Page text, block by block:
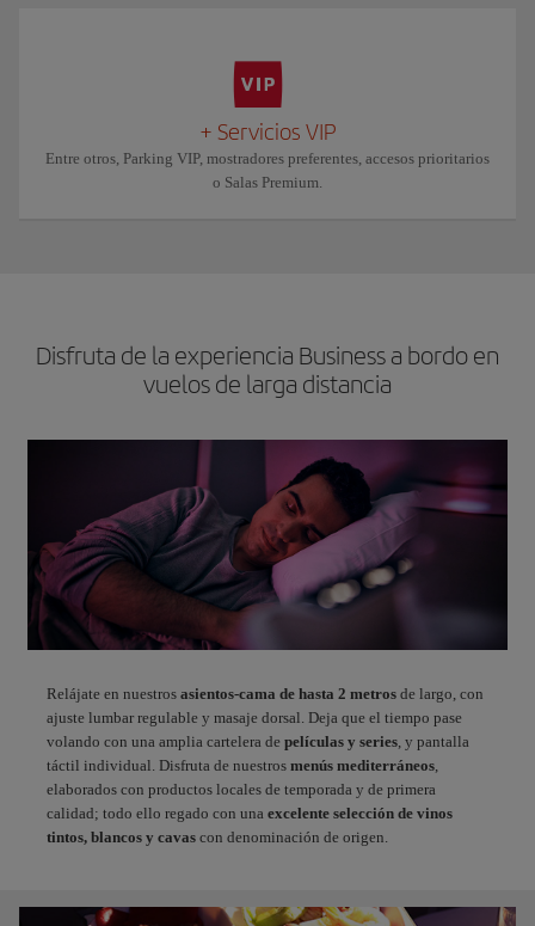
+ Servicios VIP
Entre otros, Parking VIP, mostradores preferentes, accesos prioritarios
o Salas Premium.
Disfruta de la experiencia Business a bordo en
vuelos de larga distancia
Relájate en nuestros asientos-cama de hasta 2 metros de largo, con
ajuste lumbar regulable y masaje dorsal. Deja que el tiempo pase
volando con una amplia cartelera de películas y series, y pantalla
táctil individual. Disfruta de nuestros menús mediterráneos,
elaborados con productos locales de temporada y de primera
calidad; todo ello regado con una excelente selección de vinos
tintos, blancos y cavas con denominación de origen.